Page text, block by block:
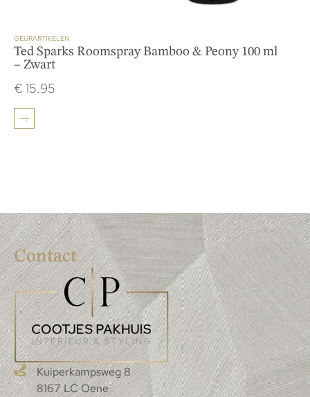
GEURARTIKELEN
Ted Sparks Roomspray Bamboo & Peony 100 ml
– Zwart
€ 15.95
Contact
Kuiperkampsweg 8
8167 LC Oene